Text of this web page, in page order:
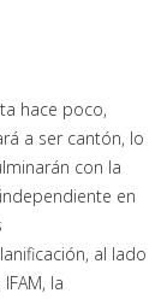
hace poco,
a ser cantón, lo
con la
en
al lado
la